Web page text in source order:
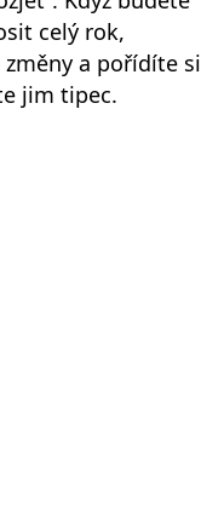
celý rok,
a pořídíte si
jim tipec.